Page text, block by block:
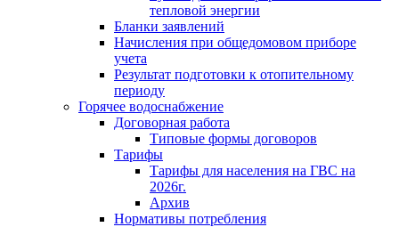
тепловой энергии
Бланки заявлений
Начисления при общедомовом приборе
учета
Результат подготовки к отопительному
периоду
Горячее водоснабжение
Договорная работа
Типовые формы договоров
Тарифы
Тарифы для населения на ГВС на
2026г.
Архив
Нормативы потребления